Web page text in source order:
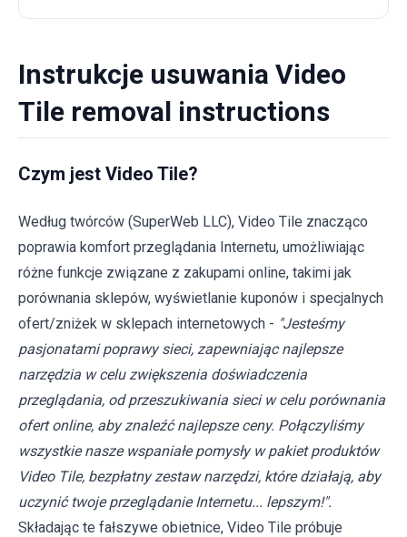
Instrukcje usuwania Video
Tile removal instructions
Czym jest Video Tile?
Według twórców (SuperWeb LLC), Video Tile znacząco
poprawia komfort przeglądania Internetu, umożliwiając
różne funkcje związane z zakupami online, takimi jak
porównania sklepów, wyświetlanie kuponów i specjalnych
ofert/zniżek w sklepach internetowych - "Jesteśmy
pasjonatami poprawy sieci, zapewniając najlepsze
narzędzia w celu zwiększenia doświadczenia
przeglądania, od przeszukiwania sieci w celu porównania
ofert online, aby znaleźć najlepsze ceny. Połączyliśmy
wszystkie nasze wspaniałe pomysły w pakiet produktów
Video Tile, bezpłatny zestaw narzędzi, które działają, aby
uczynić twoje przeglądanie Internetu... lepszym!".
Składając te fałszywe obietnice, Video Tile próbuje